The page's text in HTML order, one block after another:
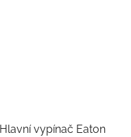
Hlavní vypínač Eaton